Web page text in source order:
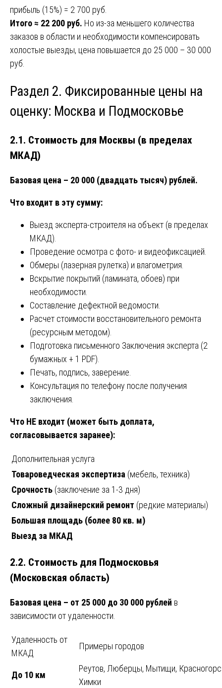
прибыль (15%) = 2 700 руб.
Итого ≈ 22 200 руб. Но из-за меньшего количества
заказов в области и необходимости компенсировать
холостые выезды, цена повышается до 25 000 – 30 000
руб.
Раздел 2. Фиксированные цены на
оценку: Москва и Подмосковье
2.1. Стоимость для Москвы (в пределах
МКАД)
Базовая цена – 20 000 (двадцать тысяч) рублей.
Что входит в эту сумму:
Выезд эксперта-строителя на объект (в пределах
МКАД).
Проведение осмотра с фото- и видеофиксацией.
Обмеры (лазерная рулетка) и влагометрия.
Вскрытие покрытий (ламината, обоев) при
необходимости.
Составление дефектной ведомости.
Расчет стоимости восстановительного ремонта
(ресурсным методом).
Подготовка письменного Заключения эксперта (2
бумажных + 1 PDF).
Печать, подпись, заверение.
Консультация по телефону после получения
заключения.
Что НЕ входит (может быть доплата,
согласовывается заранее):
Дополнительная услуга
Товароведческая экспертиза (мебель, техника)
Срочность (заключение за 1-3 дня)
Сложный дизайнерский ремонт (редкие материалы)
Большая площадь (более 80 кв. м)
Выезд за МКАД
2.2. Стоимость для Подмосковья
(Московская область)
Базовая цена – от 25 000 до 30 000 рублей в
зависимости от удаленности.
Удаленность от
МКАД
Примеры городов
До 10 км
Реутов, Люберцы, Мытищи,
Химки